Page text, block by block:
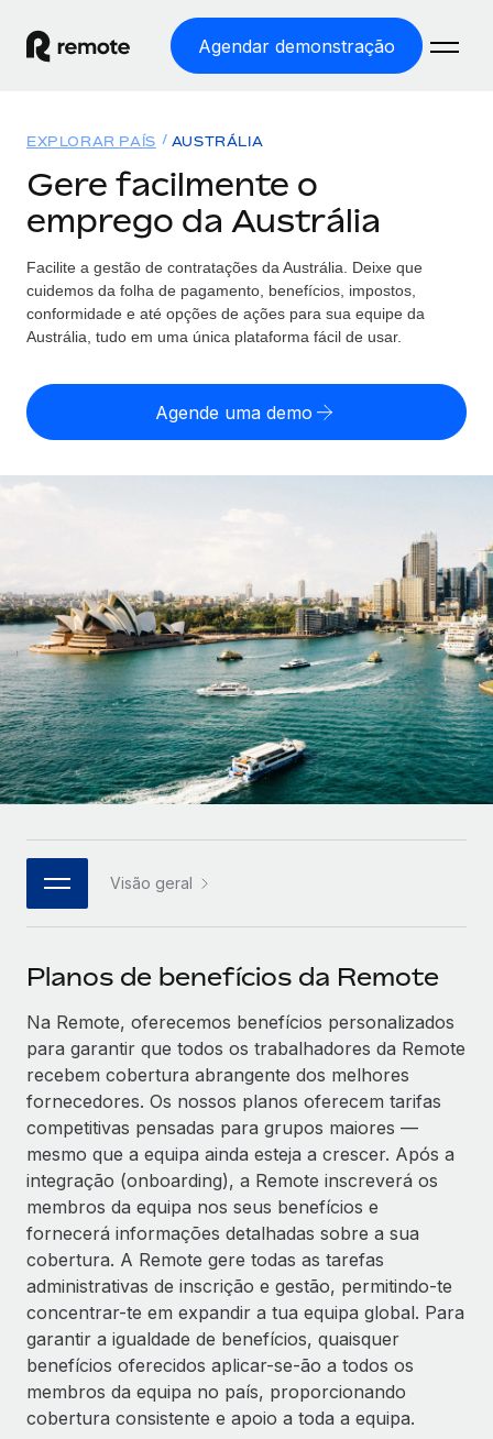
Agendar demonstração
EMPREGO GLOBAL
Processamento Salarial
Processamento salarial fácil e em conformidade
Employer of Record
entidades
Perguntar a um especialista
Obtenha apoio especializado em RH e
conformidade globais
Soluções
COBERTURA GLOBAL
Explorador de países
Encontra apoio para emprego global por país
Comparar a Remote
Veja como nos comparamos com os outros
CASE STUDIES
Preçário
English
Nederlands
Deutsch
Español
Italiano
Português (Portugal)
日本語
한국어
中文（简体）
Início de sessão
EXPLORAR PAÍS AUSTRÁLIA
Gere facilmente o
emprego da Austrália
Facilite a gestão de contratações da Austrália. Deixe que
cuidemos da folha de pagamento, benefícios, impostos,
conformidade e até opções de ações para sua equipe da
Austrália, tudo em uma única plataforma fácil de usar.
Agende uma demo
Visão geral
Planos de benefícios da Remote
Na Remote, oferecemos benefícios personalizados
para garantir que todos os trabalhadores da Remote
recebem cobertura abrangente dos melhores
fornecedores. Os nossos planos oferecem tarifas
competitivas pensadas para grupos maiores —
mesmo que a equipa ainda esteja a crescer. Após a
integração (onboarding), a Remote inscreverá os
membros da equipa nos seus benefícios e
fornecerá informações detalhadas sobre a sua
cobertura. A Remote gere todas as tarefas
administrativas de inscrição e gestão, permitindo-te
concentrar-te em expandir a tua equipa global. Para
garantir a igualdade de benefícios, quaisquer
benefícios oferecidos aplicar-se-ão a todos os
membros da equipa no país, proporcionando
cobertura consistente e apoio a toda a equipa.